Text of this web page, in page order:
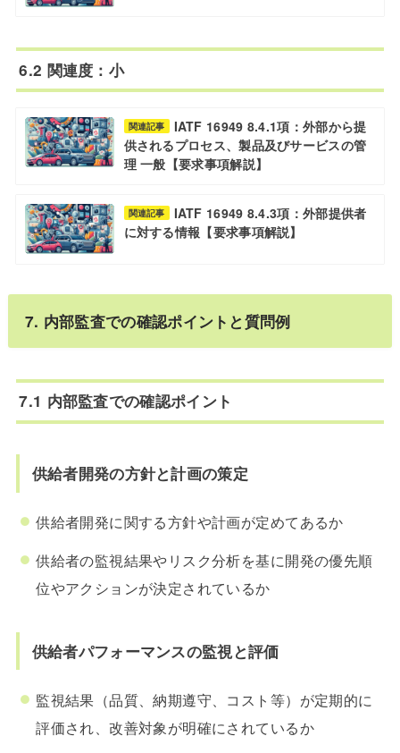
6.2 関連度：小
関連記事
IATF 16949 8.4.1項：外部から提
供されるプロセス、製品及びサービスの管
理 一般【要求事項解説】
関連記事
IATF 16949 8.4.3項：外部提供者
に対する情報【要求事項解説】
7. 内部監査での確認ポイントと質問例
7.1 内部監査での確認ポイント
供給者開発の方針と計画の策定
供給者開発に関する方針や計画が定めてあるか
供給者の監視結果やリスク分析を基に開発の優先順
位やアクションが決定されているか
供給者パフォーマンスの監視と評価
監視結果（品質、納期遵守、コスト等）が定期的に
評価され、改善対象が明確にされているか